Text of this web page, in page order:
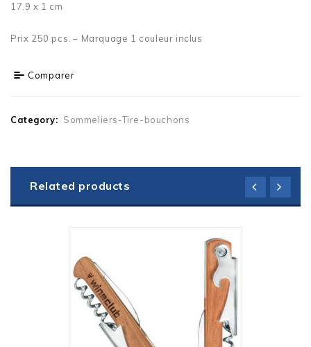
17.9 x 1 cm
Prix 250 pcs. – Marquage 1 couleur inclus
Comparer
Category: Sommeliers-Tire-bouchons
Related products